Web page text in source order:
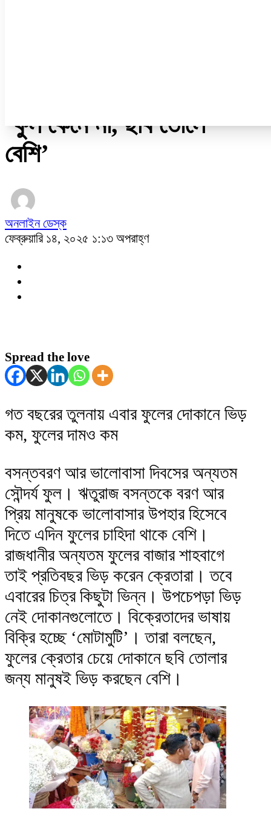
‘ফুল কেনে না, ছবি তোলে
বেশি’
অনলাইন ডেস্ক
ফেব্রুয়ারি ১৪, ২০২৫ ১:১৩ অপরাহ্ণ
Spread the love
গত বছরের তুলনায় এবার ফুলের দোকানে ভিড়
কম, ফুলের দামও কম
বসন্তবরণ আর ভালোবাসা দিবসের অন্যতম
সৌন্দর্য ফুল। ঋতুরাজ বসন্তকে বরণ আর
প্রিয় মানুষকে ভালোবাসার উপহার হিসেবে
দিতে এদিন ফুলের চাহিদা থাকে বেশি।
রাজধানীর অন্যতম ফুলের বাজার শাহবাগে
তাই প্রতিবছর ভিড় করেন ক্রেতারা। তবে
এবারের চিত্র কিছুটা ভিন্ন। উপচেপড়া ভিড়
নেই দোকানগুলোতে। বিক্রেতাদের ভাষায়
বিক্রি হচ্ছে ‘মোটামুটি’। তারা বলছেন,
ফুলের ক্রেতার চেয়ে দোকানে ছবি তোলার
জন্য মানুষই ভিড় করছেন বেশি।